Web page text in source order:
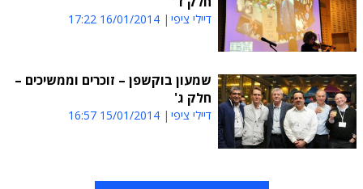
דיילי ציפי 16/01/2014 17:22
שמעון בוקשפן – זוכרים וממשיכים –
חלק ג'
דיילי ציפי 15/01/2014 16:57